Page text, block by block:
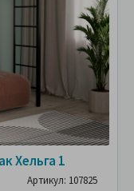
Хельга 1
Артикул: 107825